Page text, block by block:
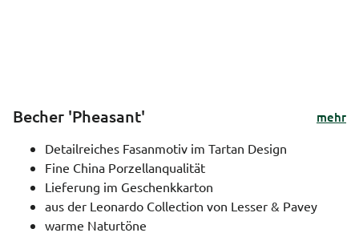
Becher 'Pheasant'
mehr
Detailreiches Fasanmotiv im Tartan Design
Fine China Porzellanqualität
Lieferung im Geschenkkarton
aus der Leonardo Collection von Lesser & Pavey
warme Naturtöne